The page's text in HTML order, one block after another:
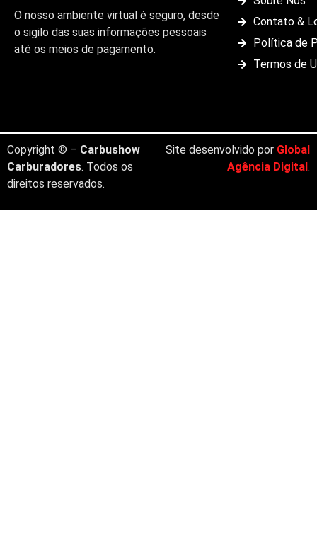
O nosso ambiente virtual é seguro, desde
o sigilo das suas informações pessoais
até os meios de pagamento.
Contato &
Política de
Termos de
Copyright © – Carbushow
Carburadores. Todos os
direitos reservados.
Site desenvolvido por Global
Agência Digital.